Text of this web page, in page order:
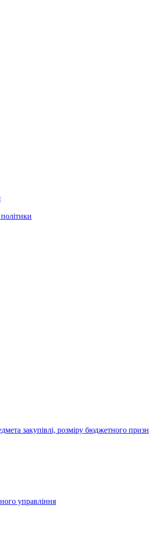
закупівлі, розміру бюджетного
управління